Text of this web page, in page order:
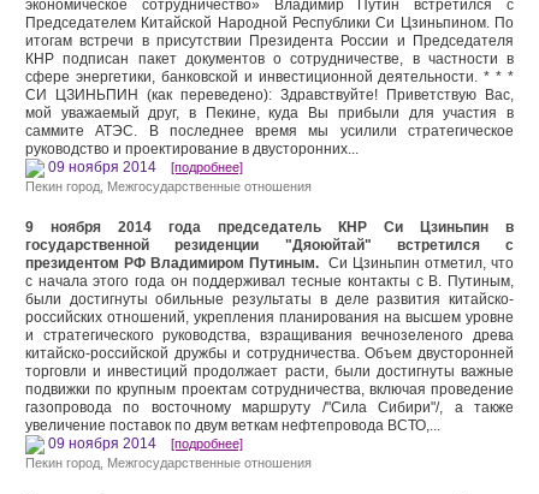
экономическое сотрудничество» Владимир Путин встретился с
Председателем Китайской Народной Республики Си Цзиньпином. По
итогам встречи в присутствии Президента России и Председателя
КНР подписан пакет документов о сотрудничестве, в частности в
сфере энергетики, банковской и инвестиционной деятельности. * * *
СИ ЦЗИНЬПИН (как переведено): Здравствуйте! Приветствую Вас,
мой уважаемый друг, в Пекине, куда Вы прибыли для участия в
саммите АТЭС. В последнее время мы усилили стратегическое
руководство и проектирование в двусторонних...
09 ноября 2014 [подробнее]
Пекин город Межгосударственные отношения
9 ноября 2014 года председатель КНР Си Цзиньпин в
государственной резиденции "Дяоюйтай" встретился с
президентом РФ Владимиром Путиным. Си Цзиньпин отметил, что
с начала этого года он поддерживал тесные контакты с В. Путиным,
были достигнуты обильные результаты в деле развития китайско-
российских отношений, укрепления планирования на высшем уровне
и стратегического руководства, взращивания вечнозеленого древа
китайско-российской дружбы и сотрудничества. Объем двусторонней
торговли и инвестиций продолжает расти, были достигнуты важные
подвижки по крупным проектам сотрудничества, включая проведение
газопровода по восточному маршруту /"Сила Сибири"/, а также
увеличение поставок по двум веткам нефтепровода ВСТО,...
09 ноября 2014 [подробнее]
Пекин город Межгосударственные отношения